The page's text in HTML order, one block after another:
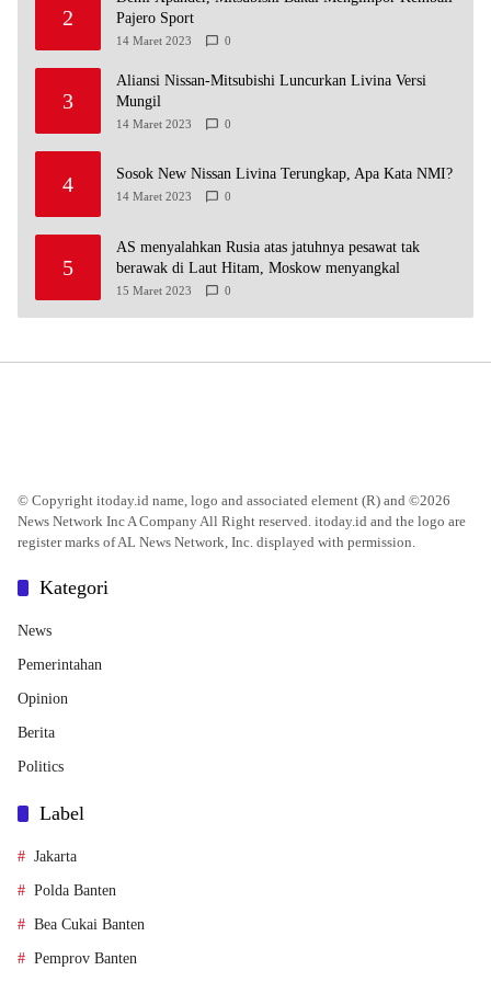
2
Pajero Sport
14 Maret 2023 0
3
Aliansi Nissan-Mitsubishi Luncurkan Livina Versi
Mungil
14 Maret 2023 0
4 Sosok New Nissan Livina Terungkap, Apa Kata NMI?
14 Maret 2023 0
5
AS menyalahkan Rusia atas jatuhnya pesawat tak
berawak di Laut Hitam, Moskow menyangkal
15 Maret 2023 0
© Copyright itoday.id name, logo and associated element (R) and ©2026
News Network Inc A Company All Right reserved. itoday.id and the logo are
register marks of AL News Network, Inc. displayed with permission.
Kategori
News
Pemerintahan
Opinion
Berita
Politics
Label
Jakarta
Polda Banten
Bea Cukai Banten
Pemprov Banten